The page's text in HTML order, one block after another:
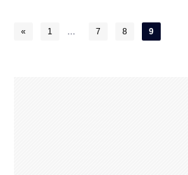
« 1 7 8 9